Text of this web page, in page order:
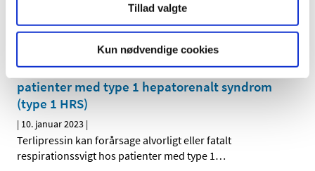
Tillad valgte
Kun nødvendige cookies
(STAND) viste ingen forskel mellem crizanlizumab og
Terlipressin: Alvorligt eller fatalt
respirationssvigt og sepsis/septisk shock hos
patienter med type 1 hepatorenalt syndrom
(type 1 HRS)
| 10. januar 2023 |
Terlipressin kan forårsage alvorligt eller fatalt
respirationssvigt hos patienter med type 1…